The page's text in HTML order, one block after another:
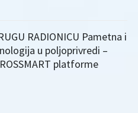
RADIONICU Pametna i
u poljoprivredi –
platforme